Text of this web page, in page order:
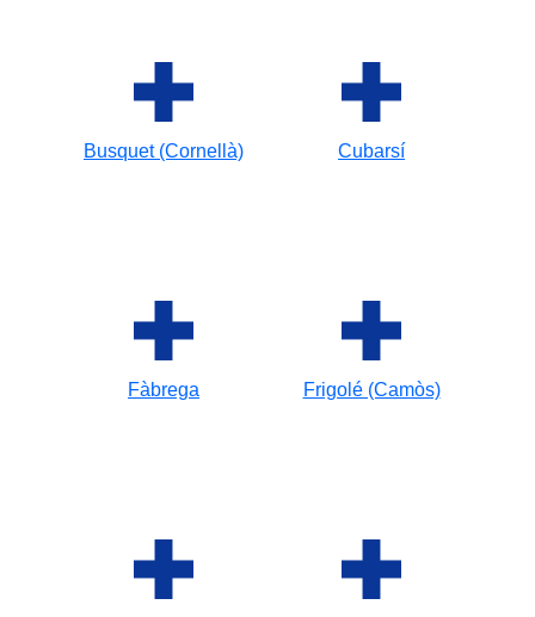
Busquet (Cornellà) Cubarsí
Fàbrega Frigolé (Camòs)